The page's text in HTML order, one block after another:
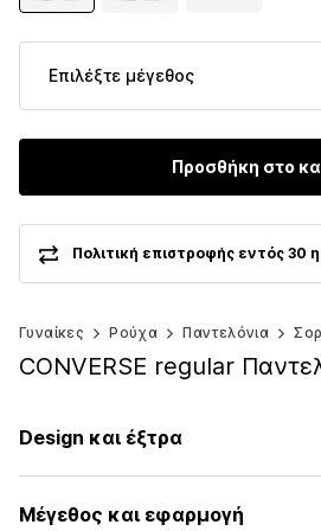
Επιλέξτε μέγεθος
Προσθήκη στο
Πολιτική επιστροφής εντός 30
Γυναίκες Ρούχα Παντελόνια
CONVERSE regular
Design και έξτρα
Ύφασμα sweat
Μέγεθος και εφαρμογή